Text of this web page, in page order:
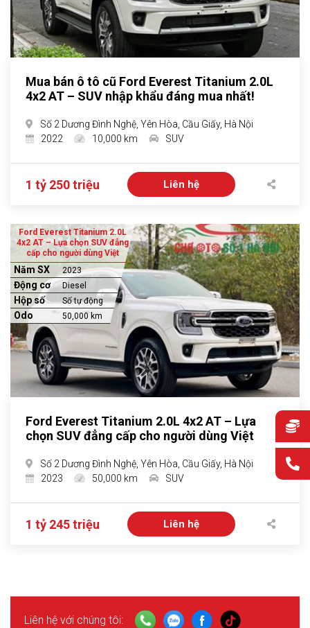
Mua bán ô tô cũ Ford Everest Titanium 2.0L
4x2 AT – SUV nhập khẩu đáng mua nhất!
Số 2 Dương Đình Nghệ, Yên Hòa, Cầu Giấy, Hà Nội
2022
10,000 km SUV
1 tỷ 250 triệu Liên hệ
Ford Everest Titanium 2.0L
4x2 AT – Lựa chọn SUV đẳng
cấp cho người dùng Việt
Năm SX 2023
Động cơ Diesel
Hộp số Số tự động
Odo 50,000 km
Ford Everest Titanium 2.0L 4x2 AT – Lựa
chọn SUV đẳng cấp cho người dùng Việt
Số 2 Dương Đình Nghệ, Yên Hòa, Cầu Giấy, Hà Nội
2023
50,000 km SUV
1 tỷ 245 triệu Liên hệ
Liên hệ với chúng tôi: